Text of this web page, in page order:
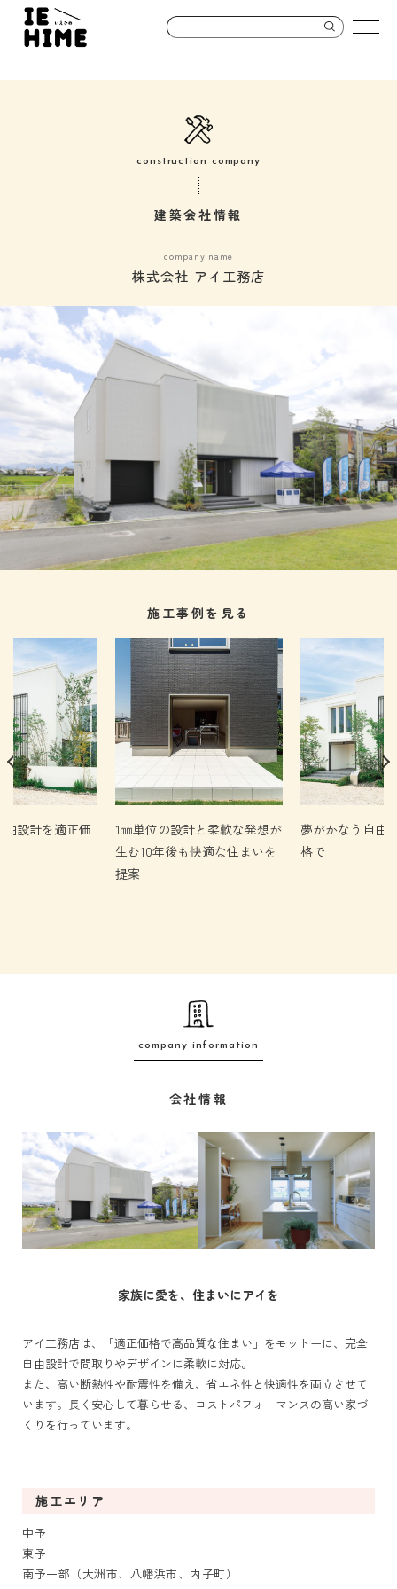
construction company
建築会社情報
company name
株式会社 アイ工務店
施工事例を見る
設計を適正価
1㎜単位の設計と柔軟な発想が
生む10年後も快適な住まいを
提案
夢がかなう自由
格で
company information
会社情報
家族に愛を、住まいにアイを
アイ工務店は、「適正価格で高品質な住まい」をモットーに、完全
自由設計で間取りやデザインに柔軟に対応。
また、高い断熱性や耐震性を備え、省エネ性と快適性を両立させて
います。長く安心して暮らせる、コストパフォーマンスの高い家づ
くりを行っています。
施工エリア
中予
東予
南予一部（大洲市、八幡浜市、内子町）